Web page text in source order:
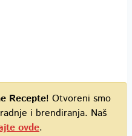
Recepte! Otvoreni smo
i brendiranja. Naš
ovde.